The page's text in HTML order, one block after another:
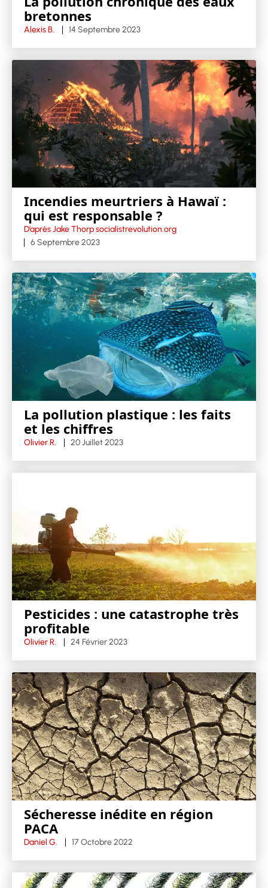
bretonnes
Alexis B. 14 Septembre 2023
Incendies meurtriers à Hawaï :
qui est responsable ?
D’après Jake Thorp socialistrevolution.org
6 Septembre 2023
La pollution plastique : les faits
et les chiffres
Olivier R. 20 Juillet 2023
Pesticides : une catastrophe très
profitable
Olivier R. 24 Février 2023
Sécheresse inédite en région
PACA
Daniel G. 17 Octobre 2022